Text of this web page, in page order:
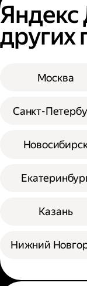
Яндекс
других
Москва
Санкт-
Казань
Нижний